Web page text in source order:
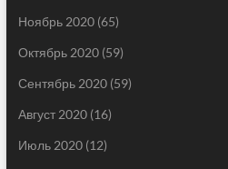
Ноябрь 2020(65)
Октябрь 2020(59)
Сентябрь 2020(59)
Август 2020(16)
Июль 2020(12)